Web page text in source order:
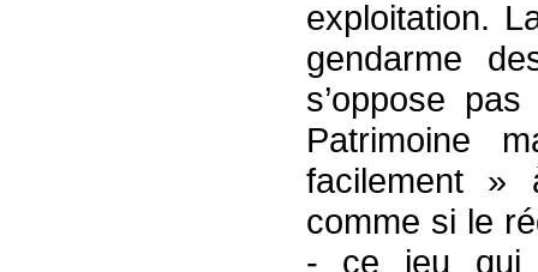
exploitation.
gendarme
s’oppose
Patrimoine
facilement »
comme si le
- ce jeu qui